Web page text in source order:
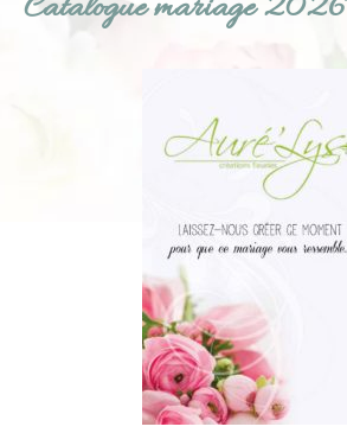
Catalogue mariage 2026